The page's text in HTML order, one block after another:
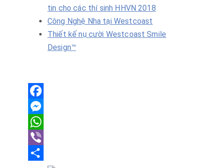
tin cho các thí sinh HHVN 2018
Công Nghệ Nha tại Westcoast
Thiết kế nụ cười Westcoast Smile
Design™
F
a
c
e
M
e
s
W
hV